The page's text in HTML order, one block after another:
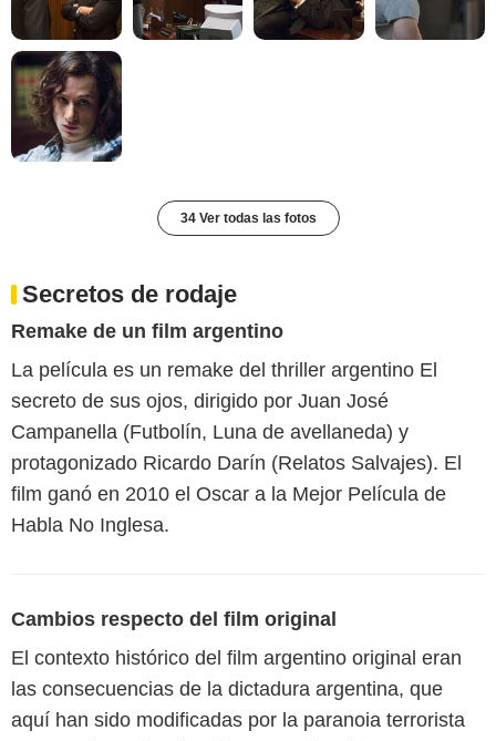
34 Ver todas las fotos
Secretos de rodaje
Remake de un film argentino
La película es un remake del thriller argentino El
secreto de sus ojos, dirigido por Juan José
Campanella (Futbolín, Luna de avellaneda) y
protagonizado Ricardo Darín (Relatos Salvajes). El
film ganó en 2010 el Oscar a la Mejor Película de
Habla No Inglesa.
Cambios respecto del film original
El contexto histórico del film argentino original eran
las consecuencias de la dictadura argentina, que
aquí han sido modificadas por la paranoia terrorista